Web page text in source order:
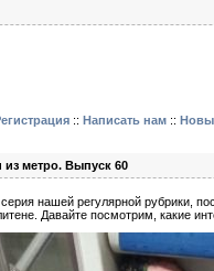
:: Написать нам ::
метро. Выпуск 60
нашей регулярной рубрики,
Давайте посмотрим, какие